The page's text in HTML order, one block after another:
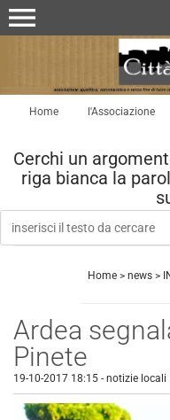
menu
Home l'Associazione
Cerchi un
riga bianca la
Home> news>
Ardea
Pinete
19-10-2017 18:15 - notizie locali